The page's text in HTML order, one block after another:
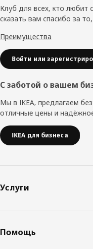
колонтитул
Клуб для всех, кто любит
сказать вам спасибо за
Преимущества
Войти или
С заботой о вашем
Мы в IKEA, предлагаем
отличные цены и
IKEA для бизнеса
Услуги
Помощь